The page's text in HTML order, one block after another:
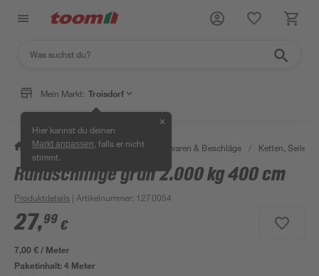
Mein Markt: Troisdorf
Hier kannst du deinen
Markt anpassen , falls er nicht
stimmt.
✕
/ Werkstatt & Maschinen / Eisenwaren & Beschläge / Ketten, Seile &
Rundschlinge grün 2.000 kg 400 cm
Produktdetails | Artikelnummer: 1270054
27,99 €
7,00 € / Meter
Paketinhalt:4 Meter